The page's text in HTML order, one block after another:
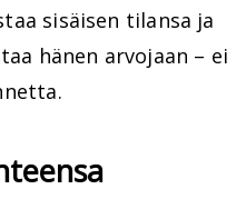
sisäisen tilansa ja
hänen arvojaan – ei